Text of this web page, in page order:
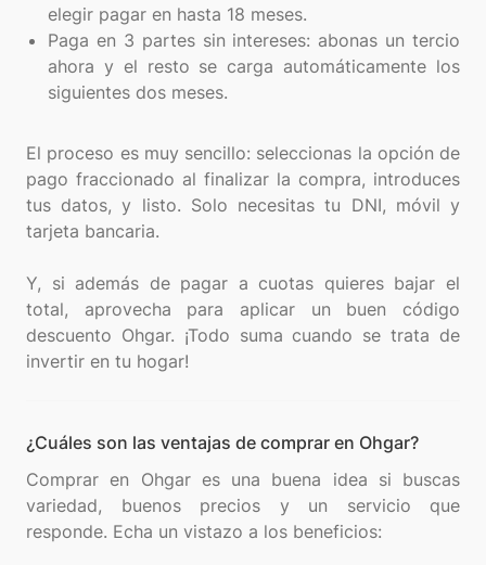
elegir pagar en hasta 18 meses.
Paga en 3 partes sin intereses: abonas un tercio
ahora y el resto se carga automáticamente los
siguientes dos meses.
El proceso es muy sencillo: seleccionas la opción de
pago fraccionado al finalizar la compra, introduces
tus datos, y listo. Solo necesitas tu DNI, móvil y
tarjeta bancaria.
Y, si además de pagar a cuotas quieres bajar el
total, aprovecha para aplicar un buen código
descuento Ohgar. ¡Todo suma cuando se trata de
¿Cuáles son las ventajas de comprar en Ohgar?
Comprar en Ohgar es una buena idea si buscas
variedad, buenos precios y un servicio que
responde. Echa un vistazo a los beneficios: